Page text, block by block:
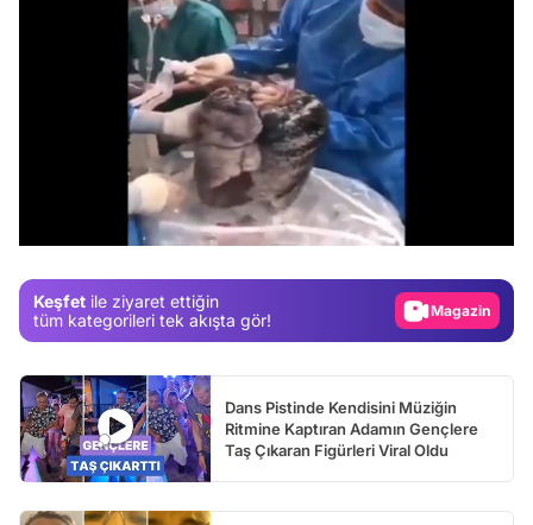
Keşfet ile ziyaret ettiğin
tüm kategorileri tek akışta gör!
Video
Dans Pistinde Kendisini Müziğin
Ritmine Kaptıran Adamın Gençlere
Taş Çıkaran Figürleri Viral Oldu